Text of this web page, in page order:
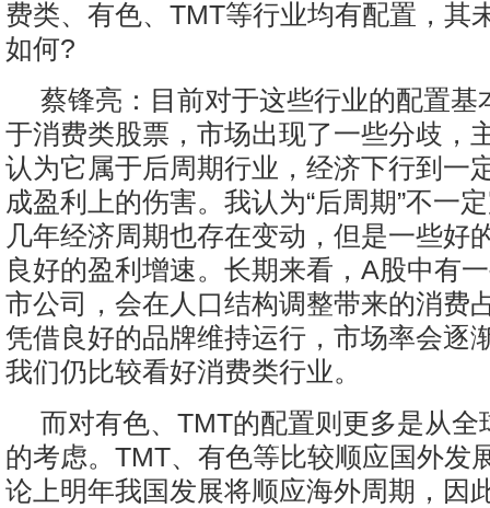
费类、有色、TMT等行业均有配置，其
如何?
蔡锋亮：目前对于这些行业的配置基
于消费类股票，市场出现了一些分歧，
认为它属于后周期行业，经济下行到一
成盈利上的伤害。我认为“后周期”不一
几年经济周期也存在变动，但是一些好
良好的盈利增速。长期来看，A股中有
市公司，会在人口结构调整带来的消费
凭借良好的品牌维持运行，市场率会逐
我们仍比较看好消费类行业。
而对有色、TMT的配置则更多是从全
的考虑。TMT、有色等比较顺应国外发
论上明年我国发展将顺应海外周期，因